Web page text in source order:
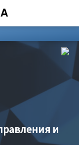
и